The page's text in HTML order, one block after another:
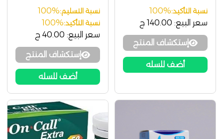
نسبة التأكيد:100%
سعر البيع: 140.00 ج
إستكشاف المنتج
أضف للسله
نسبة التسليم:100%
نسبة التأكيد:100%
سعر البيع: 40.00 ج
إستكشاف المنتج
أضف للسله